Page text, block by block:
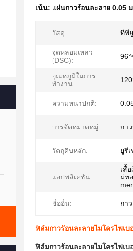
เน้น: แผ่นกาวร้อนละลาย 0.05
วัสดุ: ทีพียู
จุดหลอมเหลว
(DSC):
96°
อุณหภูมิในการ
ทำงาน:
ความหนาปกติ:
การจัดหมวดหมู่: กา
วัตถุดิบหลัก: ยูรี
แอปพลิเคชัน:
เสื้
ม่ท
ชื่ออื่น: กา
ฟิล์มกาวร้อนละลายไมโครไฟเบ
ฟิล์มกาวร้อนละลายไมโครไฟเบ